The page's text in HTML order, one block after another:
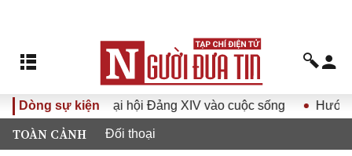
Dòng sự kiện
quyết Đại hội Đảng XIV vào cuộc sống Hướng tới Đại
TOÀN CẢNH Đối thoại